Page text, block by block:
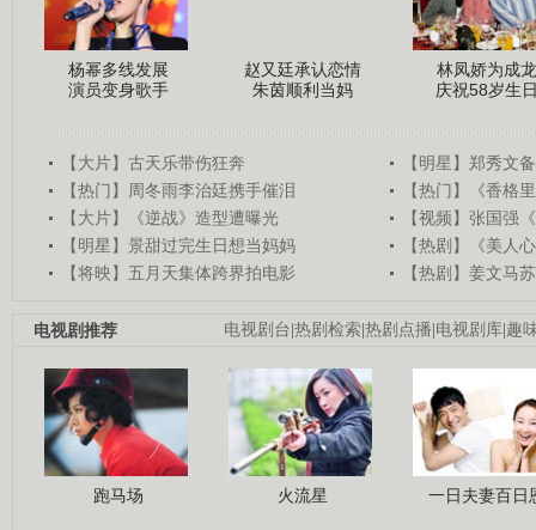
杨幂多线发展
演员变身歌手
赵又廷承认恋情
朱茵顺利当妈
林凤娇为成龙
庆祝58岁生
【大片】古天乐带伤狂奔
【明星】郑秀文
【热门】周冬雨李治廷携手催泪
【热门】《香格
【大片】《逆战》造型遭曝光
【视频】张国强
【明星】景甜过完生日想当妈妈
【热剧】《美人
【将映】五月天集体跨界拍电影
【热剧】姜文马
电视剧台 热剧检索 热剧点播 电视剧库 趣
电视剧推荐
跑马场 火流星 一日夫妻百日